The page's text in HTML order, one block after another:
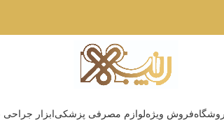
فروش ویژهلوازم مصرفی پزشکیابزار